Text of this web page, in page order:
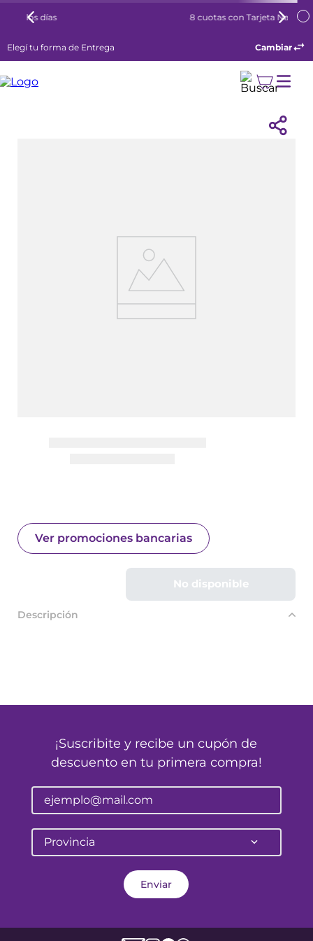
8 cuotas con Tarjeta Naranja
Elegí tu forma de Entrega Cambiar
Ver promociones bancarias
No disponible
Descripción
¡Suscribite y recibe un cupón de
descuento en tu primera compra!
Provincia
Enviar